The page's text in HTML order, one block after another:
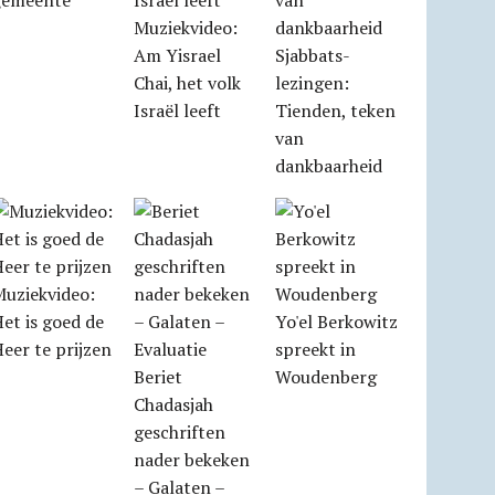
Muziekvideo:
Am Yisrael
Chai, het volk
Israël leeft
Sjabbats­
lezingen:
Tienden, teken
van
dankbaarheid
is goed de
te prijzen
Beriet
Chadasjah
geschriften
nader bekeken
– Galaten –
Yo'el Berkowitz
spreekt in
Woudenberg